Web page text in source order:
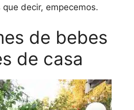
decir, empecemos.
de bebes
de casa